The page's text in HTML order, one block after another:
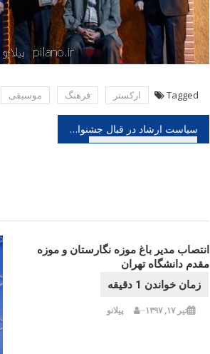
Tagged اركستر فرهنگ موسیقی
راهبری
سیاست ارشاد در قبال جشنواره ها پس از لغو نمایشگاه مطبوعات همه به یک حکم محکوم نیستند!
انتصاب مدیر باغ موزه نگارستان و موزه
مقدم دانشگاه تهران
تیر ۱۷, ۱۳۹۷ پیلانو